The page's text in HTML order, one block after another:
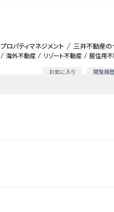
海外不動産 リゾート不動産 居住用
お気に入り 閲覧履
プロパティマネジメント 三井不動産の